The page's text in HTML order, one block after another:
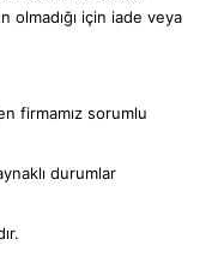
olmadığı için iade veya
firmamız sorumlu
durumlar